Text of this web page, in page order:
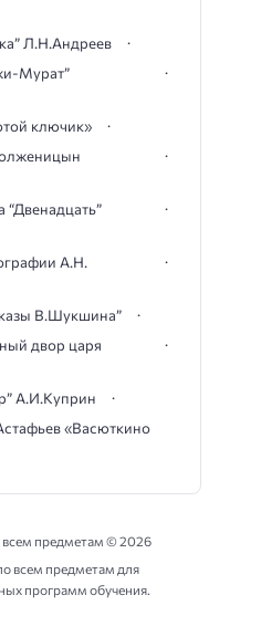
Л.Н.Андреев
Мурат”
ключик»
“Двенадцать”
А.Н.
В.Шукшина”
двор царя
А.И.Куприн
«Васюткино
всем предметам ©2026
всем предметам для
программ обучения.